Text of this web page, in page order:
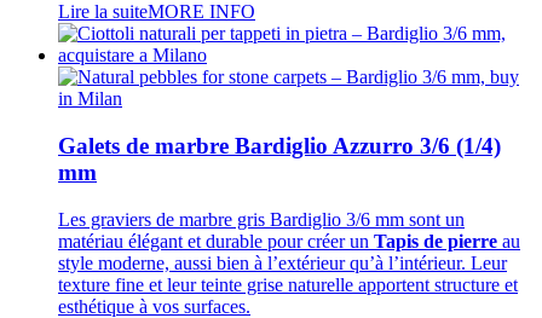
Lire la suiteMORE INFO
Galets de marbre Bardiglio Azzurro 3/6 (1/4)
mm
Les graviers de marbre gris Bardiglio 3/6 mm sont un
matériau élégant et durable pour créer un Tapis de pierre au
style moderne, aussi bien à l’extérieur qu’à l’intérieur. Leur
texture fine et leur teinte grise naturelle apportent structure et
esthétique à vos surfaces.